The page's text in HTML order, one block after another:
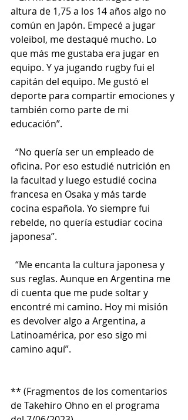
altura de 1,75 a los 14 años algo no
común en Japón. Empecé a jugar
voleibol, me destaqué mucho. Lo
que más me gustaba era jugar en
equipo. Y ya jugando rugby fui el
capitán del equipo. Me gustó el
deporte para compartir emociones y
también como parte de mi
educación”.
oficina. Por eso estudié nutrición en
la facultad y luego estudié cocina
francesa en Osaka y más tarde
cocina española. Yo siempre fui
rebelde, no quería estudiar cocina
japonesa”.
sus reglas. Aunque en Argentina me
di cuenta que me pude soltar y
encontré mi camino. Hoy mi misión
es devolver algo a Argentina, a
Latinoamérica, por eso sigo mi
camino aquí”.
** (Fragmentos de los comentarios
de Takehiro Ohno en el programa